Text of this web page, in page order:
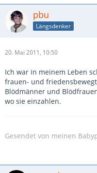
pbu
Längsdenker
20. Mai 2011, 10:50
Ich war in meinem Leben
frauen- und
Blödmänner und
wo sie einzahlen.
Gesendet von meinen